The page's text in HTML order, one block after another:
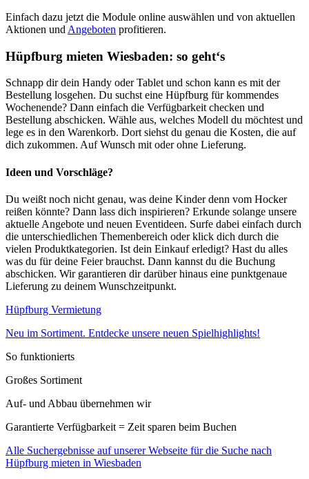
Einfach dazu jetzt die Module online auswählen und von aktuellen
Aktionen und Angeboten profitieren.
Hüpfburg mieten Wiesbaden: so geht‘s
Schnapp dir dein Handy oder Tablet und schon kann es mit der
Bestellung losgehen. Du suchst eine Hüpfburg für kommendes
Wochenende? Dann einfach die Verfügbarkeit checken und
Bestellung abschicken. Wähle aus, welches Modell du möchtest und
lege es in den Warenkorb. Dort siehst du genau die Kosten, die auf
dich zukommen. Auf Wunsch mit oder ohne Lieferung.
Ideen und Vorschläge?
Du weißt noch nicht genau, was deine Kinder denn vom Hocker
reißen könnte? Dann lass dich inspirieren? Erkunde solange unsere
aktuelle Angebote und neuen Eventideen. Surfe dabei einfach durch
die unterschiedlichen Themenbereich oder klick dich durch die
vielen Produktkategorien. Ist dein Einkauf erledigt? Hast du alles
was du für deine Feier brauchst. Dann kannst du die Buchung
abschicken. Wir garantieren dir darüber hinaus eine punktgenaue
Lieferung zu deinem Wunschzeitpunkt.
Hüpfburg Vermietung
Neu im Sortiment. Entdecke unsere neuen Spielhighlights!
So funktionierts
Großes Sortiment
Auf- und Abbau übernehmen wir
Garantierte Verfügbarkeit = Zeit sparen beim Buchen
Alle Suchergebnisse auf unserer Webseite für die Suche nach
Hüpfburg mieten in Wiesbaden